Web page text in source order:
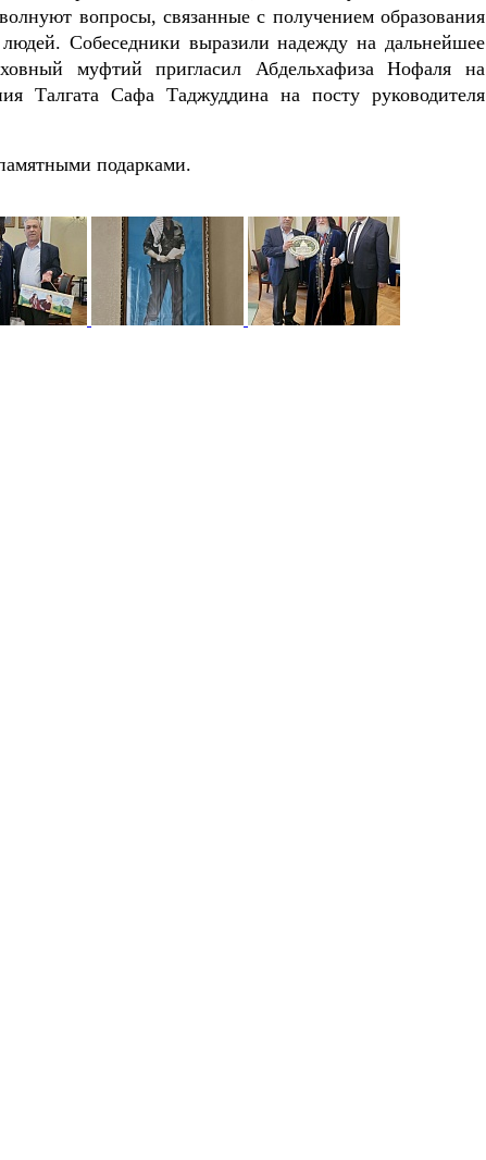
вопросы, связанные с получением образования
Собеседники выразили надежду на дальнейшее
муфтий пригласил Абдельхафиза Нофаля на
Талгата Сафа Таджуддина на посту руководителя
подарками.